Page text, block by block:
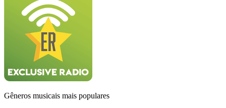
Gêneros musicais mais populares